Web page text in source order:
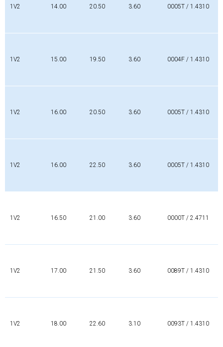
1V2 14.00 20.50 3.60 0005T / 1.4310
1V2 15.00 19.50 3.60 0004F / 1.4310
1V2 16.00 20.50 3.60 0005T / 1.4310
1V2 16.00 22.50 3.60 0005T / 1.4310
1V2 16.50 21.00 3.60 0000T / 2.4711
1V2 17.00 21.50 3.60 0089T / 1.4310
1V2 18.00 22.60 3.10 0093T / 1.4310